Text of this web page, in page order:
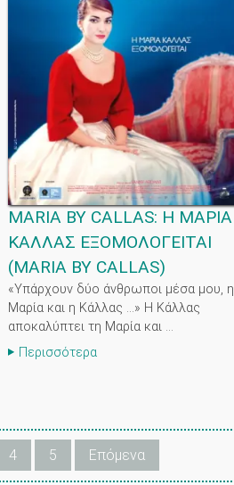
MARIA BY CALLAS: Η ΜΑΡΙΑ
ΚΑΛΛΑΣ ΕΞΟΜΟΛΟΓΕΙΤΑΙ
(MARIA BY CALLAS)
«Υπάρχουν δύο άνθρωποι μέσα μου, η
Μαρία και η Κάλλας ...» Η Κάλλας
αποκαλύπτει τη Μαρία και ...
Περισσότερα
4 5 Επόμενα